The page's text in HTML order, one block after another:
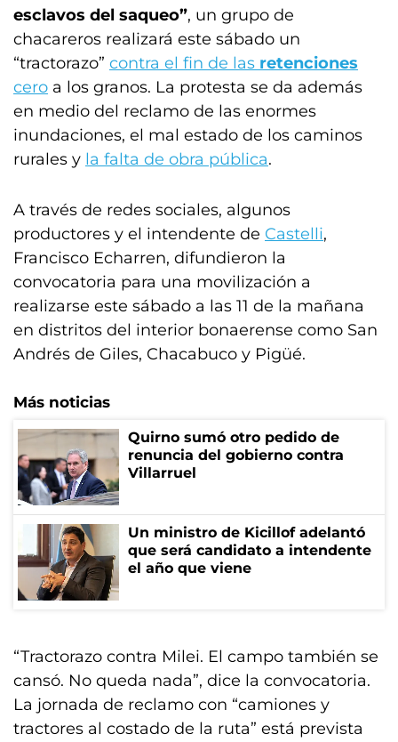
esclavos del saqueo”, un grupo de
chacareros realizará este sábado un
“tractorazo” contra el fin de las retenciones
cero a los granos. La protesta se da además
en medio del reclamo de las enormes
inundaciones, el mal estado de los caminos
rurales y la falta de obra pública.
A través de redes sociales, algunos
productores y el intendente de Castelli,
Francisco Echarren, difundieron la
convocatoria para una movilización a
realizarse este sábado a las 11 de la mañana
en distritos del interior bonaerense como San
Andrés de Giles, Chacabuco y Pigüé.
Más noticias
Quirno sumó otro pedido de
renuncia del gobierno contra
Villarruel
Un ministro de Kicillof adelantó
que será candidato a intendente
el año que viene
“Tractorazo contra Milei. El campo también se
cansó. No queda nada”, dice la convocatoria.
La jornada de reclamo con “camiones y
tractores al costado de la ruta” está prevista